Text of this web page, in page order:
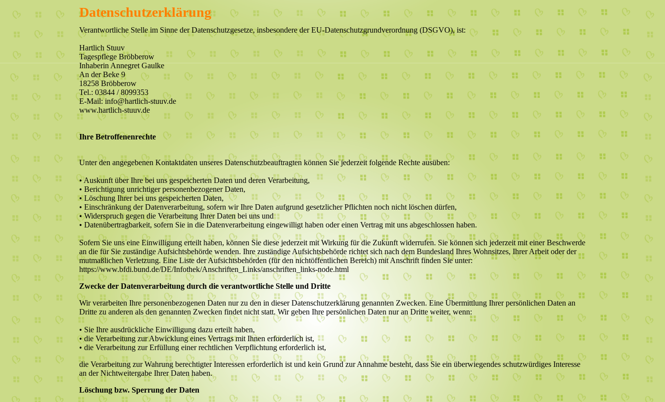
Datenschutzerklärung
Verantwortliche Stelle im Sinne der Datenschutzgesetze, insbesondere der EU-Datenschutzgrundverordnung (DSGVO), ist:
Hartlich Stuuv
Tagespflege Bröbberow
Inhaberin Annegret Gaulke
An der Beke 9
18258 Bröbberow
Tel.: 03844 / 8099353
E-Mail: info@hartlich-stuuv.de
www.hartlich-stuuv.de
Ihre Betroffenenrechte
Unter den angegebenen Kontaktdaten unseres Datenschutzbeauftragten können Sie jederzeit folgende Rechte ausüben:
• Auskunft über Ihre bei uns gespeicherten Daten und deren Verarbeitung,
• Berichtigung unrichtiger personenbezogener Daten,
• Löschung Ihrer bei uns gespeicherten Daten,
• Einschränkung der Datenverarbeitung, sofern wir Ihre Daten aufgrund gesetzlicher Pflichten noch nicht löschen dürfen,
• Widerspruch gegen die Verarbeitung Ihrer Daten bei uns und
• Datenübertragbarkeit, sofern Sie in die Datenverarbeitung eingewilligt haben oder einen Vertrag mit uns abgeschlossen haben.
Sofern Sie uns eine Einwilligung erteilt haben, können Sie diese jederzeit mit Wirkung für die Zukunft widerrufen. Sie können sich jederzeit mit einer Beschwerde
an die für Sie zuständige Aufsichtsbehörde wenden. Ihre zuständige Aufsichtsbehörde richtet sich nach dem Bundesland Ihres Wohnsitzes, Ihrer Arbeit oder der
mutmaßlichen Verletzung. Eine Liste der Aufsichtsbehörden (für den nichtöffentlichen Bereich) mit Anschrift finden Sie unter:
https://www.bfdi.bund.de/DE/Infothek/Anschriften_Links/anschriften_links-node.html
Zwecke der Datenverarbeitung durch die verantwortliche Stelle und Dritte
Wir verarbeiten Ihre personenbezogenen Daten nur zu den in dieser Datenschutzerklärung genannten Zwecken. Eine Übermittlung Ihrer persönlichen Daten an
Dritte zu anderen als den genannten Zwecken findet nicht statt. Wir geben Ihre persönlichen Daten nur an Dritte weiter, wenn:
• Sie Ihre ausdrückliche Einwilligung dazu erteilt haben,
• die Verarbeitung zur Abwicklung eines Vertrags mit Ihnen erforderlich ist,
• die Verarbeitung zur Erfüllung einer rechtlichen Verpflichtung erforderlich ist,
die Verarbeitung zur Wahrung berechtigter Interessen erforderlich ist und kein Grund zur Annahme besteht, dass Sie ein überwiegendes schutzwürdiges Interesse
an der Nichtweitergabe Ihrer Daten haben.
Löschung bzw. Sperrung der Daten